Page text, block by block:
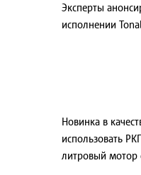
Эксперты
исполнении
Новинка в
использовать
литровый мотор